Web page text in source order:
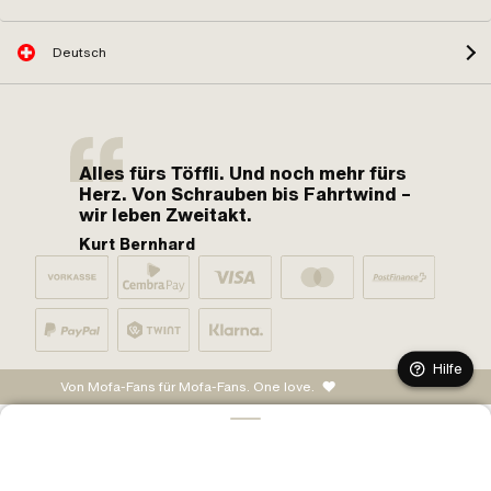
Deutsch
Alles fürs Töffli. Und noch mehr fürs
Herz. Von Schrauben bis Fahrtwind –
wir leben Zweitakt.
Kurt Bernhard
Von Mofa-Fans für Mofa-Fans. One love.
Hilfe